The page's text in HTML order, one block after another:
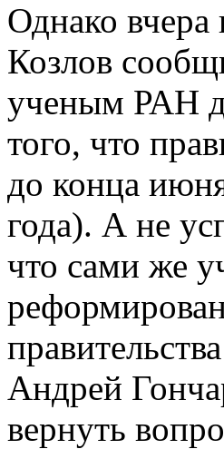
Однако
Козлов
ученым РАН
того, что
до конца
года). А не
что сами же
Андрей
вернуть